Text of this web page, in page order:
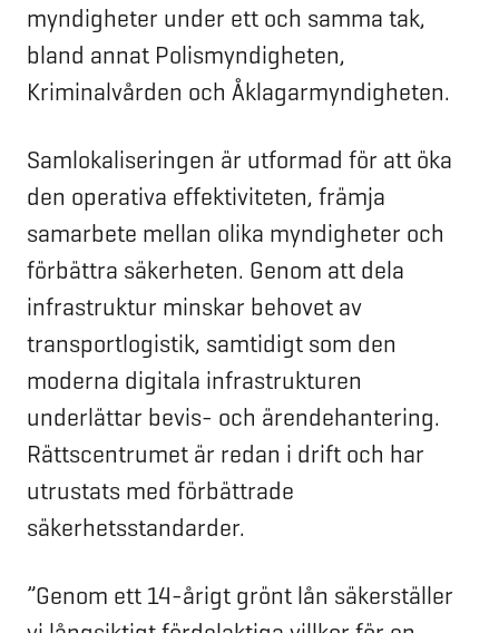
myndigheter under ett och samma tak,
bland annat Polismyndigheten,
Kriminalvården och Åklagarmyndigheten.
Samlokaliseringen är utformad för att öka
den operativa effektiviteten, främja
samarbete mellan olika myndigheter och
förbättra säkerheten. Genom att dela
infrastruktur minskar behovet av
transportlogistik, samtidigt som den
moderna digitala infrastrukturen
underlättar bevis- och ärendehantering.
Rättscentrumet är redan i drift och har
utrustats med förbättrade
säkerhetsstandarder.
”Genom ett 14-årigt grönt lån säkerställer